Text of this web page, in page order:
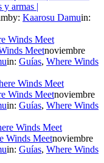
y armas |
by: Kaarosu Damuin:
Meetnoviembre
in: Guías, Where Winds
Winds Meetnoviembre
in: Guías, Where Winds
Winds Meetnoviembre
in: Guías, Where Winds